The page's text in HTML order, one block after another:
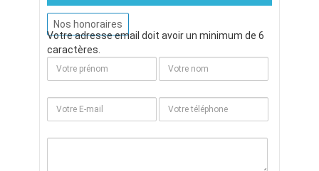
Nos honoraires
Votre adresse email doit avoir un minimum de 6
caractères.